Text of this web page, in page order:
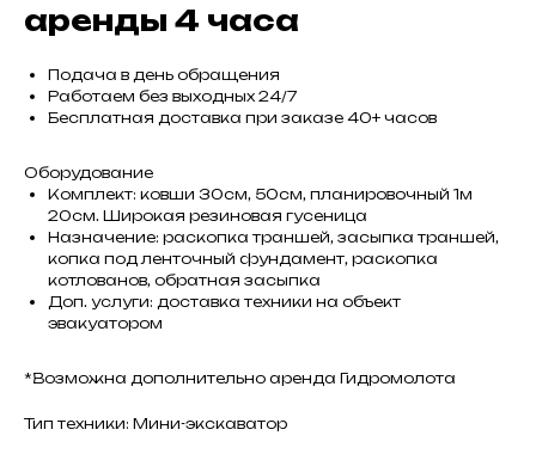
аренды 4 часа
Подача в день обращения
Работаем без выходных 24/7
Бесплатная доставка при заказе 40+ часов
Оборудование
Комплект: ковши 30см, 50см, планировочный 1м
20см. Широкая резиновая гусеница
Назначение: раскопка траншей, засыпка траншей,
копка под ленточный фундамент, раскопка
котлованов, обратная засыпка
Доп. услуги: доставка техники на объект
эвакуатором
*Возможна дополнительно аренда Гидромолота
Тип техники: Мини-экскаватор